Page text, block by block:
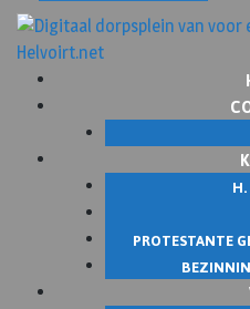
PROTESTANTE